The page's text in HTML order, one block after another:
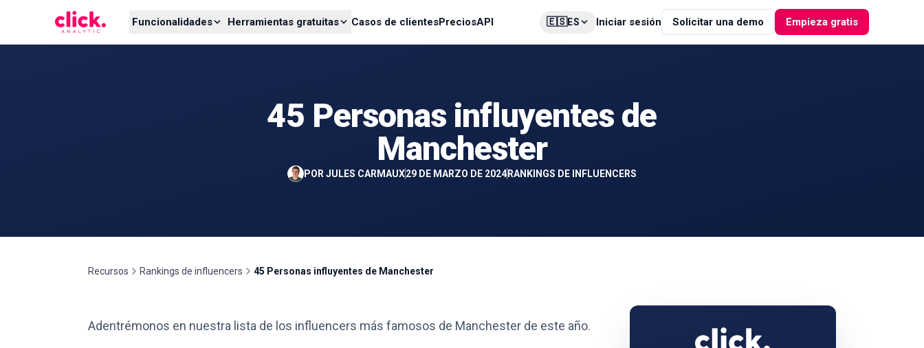
Funcionalidades Herramientas gratuitas Casos de clientesPreciosAPI 🇪🇸ES Iniciar sesión Solicitar una demo Empieza gratis
45 Personas influyentes de
Manchester
POR JULES CARMAUX29 DE MARZO DE 2024 RANKINGS DE INFLUENCERS
Recursos Rankings de influencers 45 Personas influyentes de Manchester
Adentrémonos en nuestra lista de los influencers más famosos de Manchester de este año.